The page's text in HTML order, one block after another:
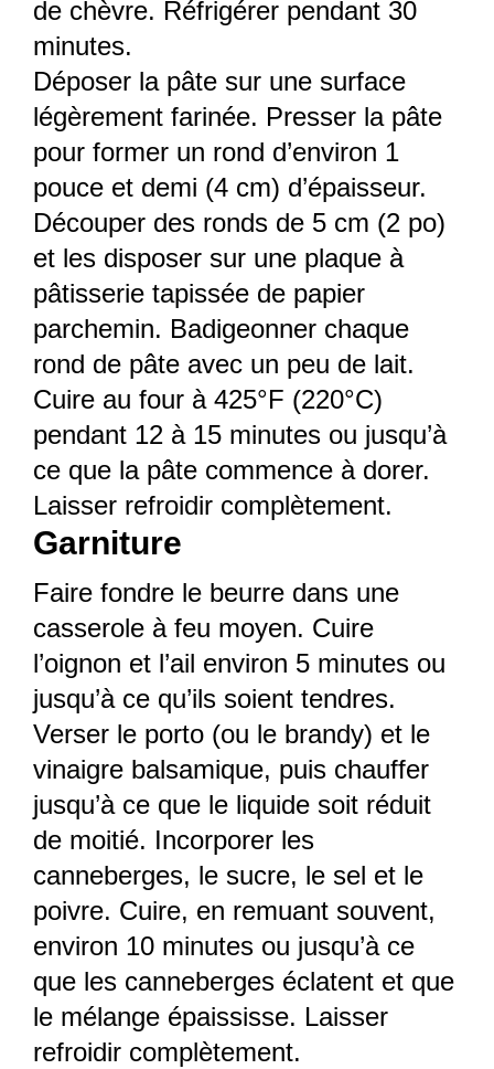
de chèvre. Réfrigérer pendant 30
minutes.
Déposer la pâte sur une surface
légèrement farinée. Presser la pâte
pour former un rond d’environ 1
pouce et demi (4 cm) d’épaisseur.
Découper des ronds de 5 cm (2 po)
et les disposer sur une plaque à
pâtisserie tapissée de papier
parchemin. Badigeonner chaque
rond de pâte avec un peu de lait.
Cuire au four à 425°F (220°C)
pendant 12 à 15 minutes ou jusqu’à
ce que la pâte commence à dorer.
Laisser refroidir complètement.
Garniture
Faire fondre le beurre dans une
casserole à feu moyen. Cuire
l’oignon et l’ail environ 5 minutes ou
jusqu’à ce qu’ils soient tendres.
Verser le porto (ou le brandy) et le
vinaigre balsamique, puis chauffer
jusqu’à ce que le liquide soit réduit
de moitié. Incorporer les
canneberges, le sucre, le sel et le
poivre. Cuire, en remuant souvent,
environ 10 minutes ou jusqu’à ce
que les canneberges éclatent et que
le mélange épaississe. Laisser
refroidir complètement.